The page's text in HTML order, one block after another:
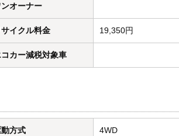
ンオーナー
サイクル料金 19,350円
コカー減税対象車
方式 4WD